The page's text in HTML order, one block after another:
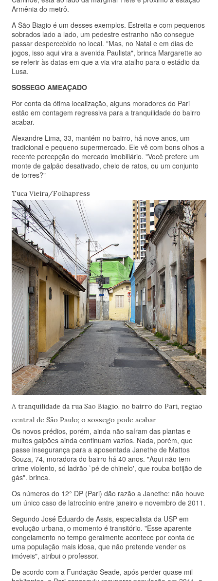
Armênia do metrô.
A São Biagio é um desses exemplos. Estreita e com pequenos
sobrados lado a lado, um pedestre estranho não consegue
passar despercebido no local. "Mas, no Natal e em dias de
jogos, isso aqui vira a avenida Paulista", brinca Margarette ao
se referir às datas em que a via vira atalho para o estádio da
Lusa.
SOSSEGO AMEAÇADO
Por conta da ótima localização, alguns moradores do Pari
estão em contagem regressiva para a tranquilidade do bairro
acabar.
Alexandre Lima, 33, mantém no bairro, há nove anos, um
tradicional e pequeno supermercado. Ele vê com bons olhos a
recente percepção do mercado imobiliário. "Você prefere um
monte de galpão desativado, cheio de ratos, ou um conjunto
de torres?"
Tuca Vieira/Folhapress
A tranquilidade da rua São Biagio, no bairro do Pari, região
central de São Paulo; o sossego pode acabar
Os novos prédios, porém, ainda não saíram das plantas e
muitos galpões ainda continuam vazios. Nada, porém, que
passe insegurança para a aposentada Janethe de Mattos
Souza, 74, moradora do bairro há 40 anos. "Aqui não tem
crime violento, só ladrão `pé de chinelo', que rouba botijão de
gás". brinca.
Os números do 12° DP (Pari) dão razão a Janethe: não houve
um único caso de latrocínio entre janeiro e novembro de 2011.
Segundo José Eduardo de Assis, especialista da USP em
evolução urbana, o momento é transitório. "Esse aparente
congelamento no tempo geralmente acontece por conta de
uma população mais idosa, que não pretende vender os
imóveis", atribui o professor.
De acordo com a Fundação Seade, após perder quase mil